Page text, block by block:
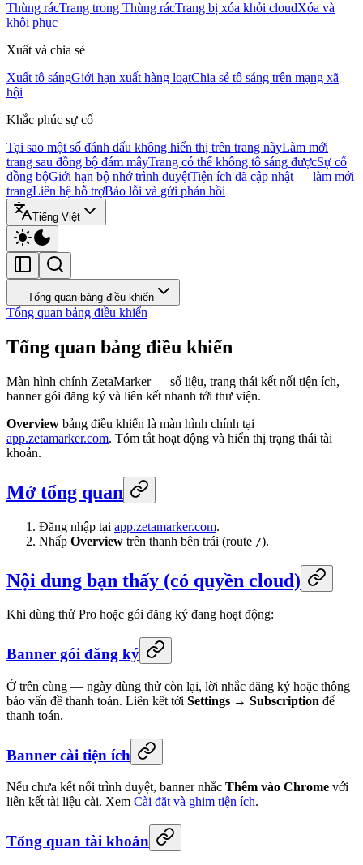
Thùng rácTrang trong Thùng rácTrang bị xóa khỏi cloudXóa và
khôi phục
Xuất và chia sẻ
Xuất tô sángGiới hạn xuất hàng loạtChia sẻ tô sáng trên mạng xã
hội
Khắc phúc sự cố
Tại sao một số đánh dấu không hiển thị trên trang nàyLàm mới
trang sau đồng bộ đám mâyTrang có thể không tô sáng đượcSự cố
đồng bộGiới hạn bộ nhớ trình duyệtTiện ích đã cập nhật — làm mới
trangLiên hệ hỗ trợBáo lỗi và gửi phản hồi
Tiếng Việt
Tổng quan bảng điều khiển
Tổng quan bảng điều khiển
Tổng quan bảng điều khiển
Màn hình chính ZetaMarker — số liệu, trạng thái kết nối tiện ích,
banner gói đăng ký và liên kết nhanh tới thư viện.
Overview bảng điều khiển là màn hình chính tại
app.zetamarker.com. Tóm tắt hoạt động và hiển thị trạng thái tài
khoản.
Mở tổng quan
Đăng nhập tại app.zetamarker.com.
Nhấp Overview trên thanh bên trái (route /).
Nội dung bạn thấy (có quyền cloud)
Khi dùng thử Pro hoặc gói đăng ký đang hoạt động:
Banner gói đăng ký
Ở trên cùng — ngày dùng thử còn lại, lời nhắc đăng ký hoặc thông
báo vấn đề thanh toán. Liên kết tới Settings → Subscription để
thanh toán.
Banner cài tiện ích
Nếu chưa kết nối trình duyệt, banner nhắc Thêm vào Chrome với
liên kết tài liệu cài. Xem Cài đặt và ghim tiện ích.
Tổng quan tài khoản